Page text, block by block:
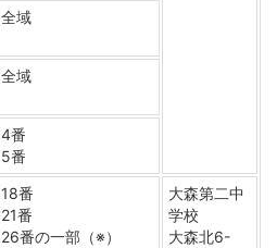
全域
全域
4番
5番
18番
21番
26番の一部（※）
大森第二中
学校
大森北6-